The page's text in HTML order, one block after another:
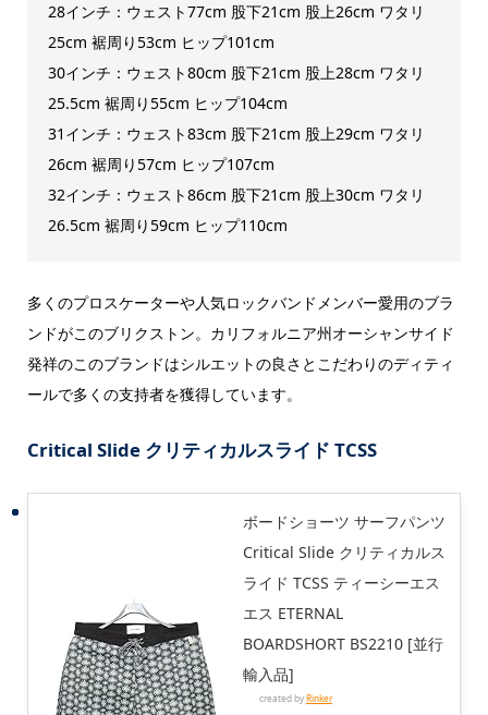
28インチ：ウェスト77cm 股下21cm 股上26cm ワタリ
25cm 裾周り53cm ヒップ101cm
30インチ：ウェスト80cm 股下21cm 股上28cm ワタリ
25.5cm 裾周り55cm ヒップ104cm
31インチ：ウェスト83cm 股下21cm 股上29cm ワタリ
26cm 裾周り57cm ヒップ107cm
32インチ：ウェスト86cm 股下21cm 股上30cm ワタリ
26.5cm 裾周り59cm ヒップ110cm
多くのプロスケーターや人気ロックバンドメンバー愛用のブラ
ンドがこのブリクストン。カリフォルニア州オーシャンサイド
発祥のこのブランドはシルエットの良さとこだわりのディティ
ールで多くの支持者を獲得しています。
Critical Slide クリティカルスライド TCSS
ボードショーツ サーフパンツ
Critical Slide クリティカルス
ライド TCSS ティーシーエス
エス ETERNAL
BOARDSHORT BS2210 [並行
輸入品]
created byRinker